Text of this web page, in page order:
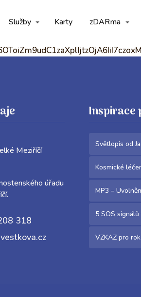
Služby Karty zDARma
Meziříčí
úřadu
318
Inspirace
Světlopis od
Kosmické
MP3 –
5 SOS
VZKAZ pro